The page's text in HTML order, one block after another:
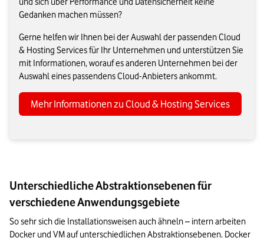
Gedanken machen müssen?
Gerne helfen wir Ihnen bei der Auswahl der passenden Cloud
& Hosting Services für Ihr Unternehmen und unterstützen Sie
mit Informationen, worauf es anderen Unternehmen bei der
Auswahl eines passendens Cloud-Anbieters ankommt.
Mehr Informationen zu Cloud & Hosting Services
Unterschiedliche Abstraktionsebenen für
verschiedene Anwendungsgebiete
So sehr sich die Installationsweisen auch ähneln – intern arbeiten
Docker und VM auf unterschiedlichen Abstraktionsebenen. Docker